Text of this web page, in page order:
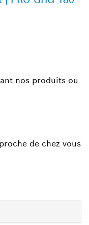
nos produits ou
de chez vous